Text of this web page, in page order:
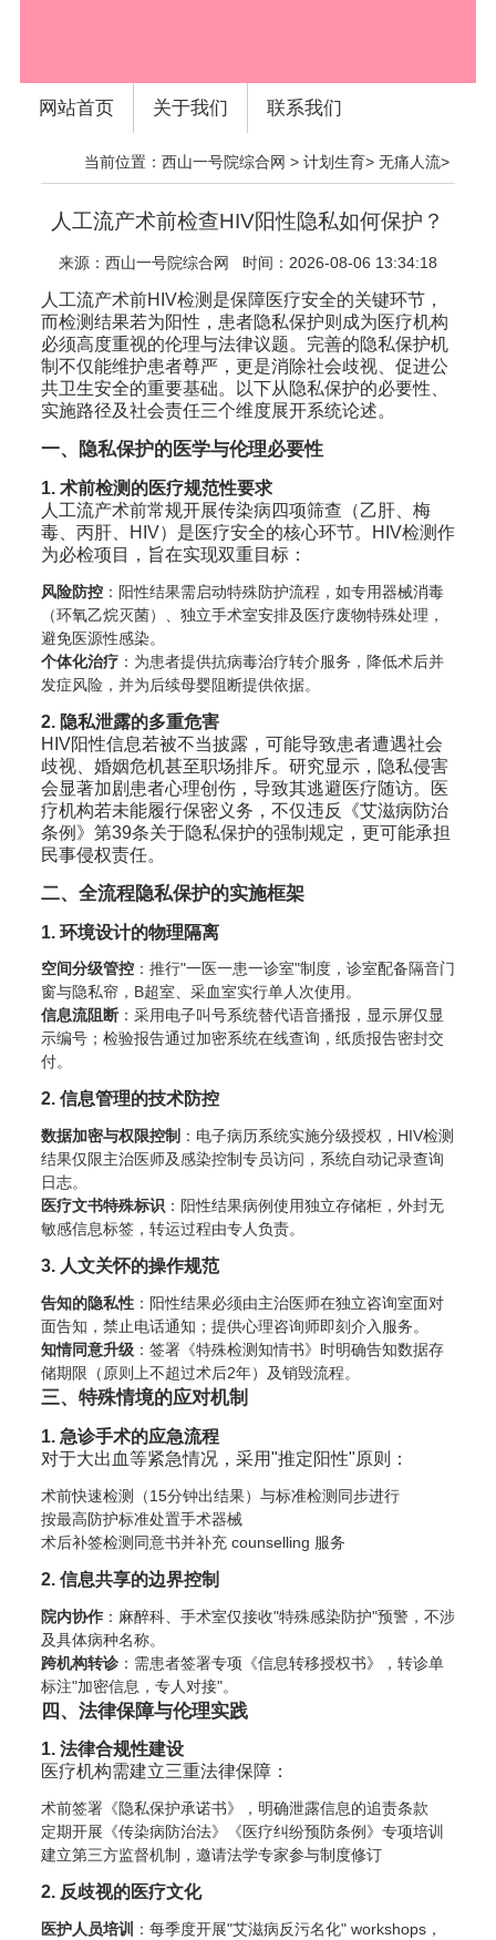
网站首页 关于我们 联系我们
当前位置：西山一号院综合网 >计划生育>无痛人流>
人工流产术前检查HIV阳性隐私如何保护？
来源： 西山一号院综合网 时间：2026-08-06 13:34:18
人工流产术前HIV检测是保障医疗安全的关键环节，
而检测结果若为阳性，患者隐私保护则成为医疗机构
必须高度重视的伦理与法律议题。完善的隐私保护机
制不仅能维护患者尊严，更是消除社会歧视、促进公
共卫生安全的重要基础。以下从隐私保护的必要性、
实施路径及社会责任三个维度展开系统论述。
一、隐私保护的医学与伦理必要性
1. 术前检测的医疗规范性要求
人工流产术前常规开展传染病四项筛查（乙肝、梅
毒、丙肝、HIV）是医疗安全的核心环节。HIV检测作
为必检项目，旨在实现双重目标：
风险防控：阳性结果需启动特殊防护流程，如专用器械消毒
（环氧乙烷灭菌）、独立手术室安排及医疗废物特殊处理，
避免医源性感染。
个体化治疗：为患者提供抗病毒治疗转介服务，降低术后并
发症风险，并为后续母婴阻断提供依据。
2. 隐私泄露的多重危害
HIV阳性信息若被不当披露，可能导致患者遭遇社会
歧视、婚姻危机甚至职场排斥。研究显示，隐私侵害
会显著加剧患者心理创伤，导致其逃避医疗随访。医
疗机构若未能履行保密义务，不仅违反《艾滋病防治
条例》第39条关于隐私保护的强制规定，更可能承担
民事侵权责任。
二、全流程隐私保护的实施框架
1. 环境设计的物理隔离
空间分级管控：推行"一医一患一诊室"制度，诊室配备隔音门
窗与隐私帘，B超室、采血室实行单人次使用。
信息流阻断：采用电子叫号系统替代语音播报，显示屏仅显
示编号；检验报告通过加密系统在线查询，纸质报告密封交
付。
2. 信息管理的技术防控
数据加密与权限控制 ：电子病历系统实施分级授权，HIV检测
结果仅限主治医师及感染控制专员访问，系统自动记录查询
日志。
医疗文书特殊标识：阳性结果病例使用独立存储柜，外封无
敏感信息标签，转运过程由专人负责。
3. 人文关怀的操作规范
告知的隐私性：阳性结果必须由主治医师在独立咨询室面对
面告知，禁止电话通知；提供心理咨询师即刻介入服务。
知情同意升级：签署《特殊检测知情书》时明确告知数据存
储期限（原则上不超过术后2年）及销毁流程。
三、特殊情境的应对机制
1. 急诊手术的应急流程
对于大出血等紧急情况，采用"推定阳性"原则：
术前快速检测（15分钟出结果）与标准检测同步进行
按最高防护标准处置手术器械
术后补签检测同意书并补充 counselling 服务
2. 信息共享的边界控制
院内协作：麻醉科、手术室仅接收"特殊感染防护"预警，不涉
及具体病种名称。
跨机构转诊：需患者签署专项《信息转移授权书》，转诊单
标注"加密信息，专人对接"。
四、法律保障与伦理实践
1. 法律合规性建设
医疗机构需建立三重法律保障：
术前签署《隐私保护承诺书》，明确泄露信息的追责条款
定期开展《传染病防治法》《医疗纠纷预防条例》专项培训
建立第三方监督机制，邀请法学专家参与制度修订
2. 反歧视的医疗文化
医护人员培训
：每季度开展"艾滋病反污名化" workshops，